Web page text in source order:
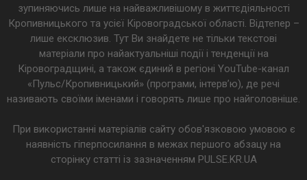
зупиняючись лише на найважливішому в життєдіяльності
Кропивницького та усієї Кіровоградської області. Відтепер –
лише ексклюзив. Тут Ви знайдете не тільки текстові
матеріали про найактуальніші події і тенденції на
Кіровоградщині, а також єдиний в регіоні YouTube-канал
«Пульс/Кропивницький» (програми, інтерв’ю), де речі
називають своїми іменами і говорять лише про найголовніше.
При використанні матеріалів сайту обов'язковою умовою є
наявність гіперпосилання в межах першого абзацу на
сторінку статті із зазначенням PULSE.KR.UA